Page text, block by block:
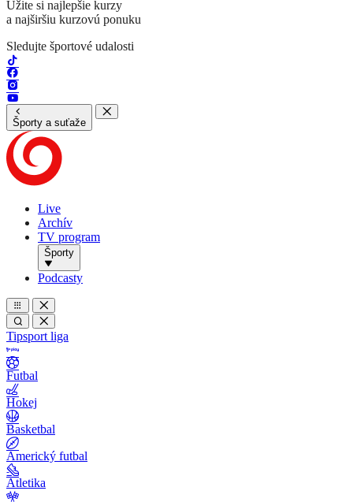
Užite si najlepšie kurzy
a najširšiu kurzovú ponuku
Sledujte športové udalosti
Športy a suťaže
Live
Archív
TV program
Športy
Podcasty
Tipsport liga
Futbal
Hokej
Basketbal
Americký futbal
Atletika